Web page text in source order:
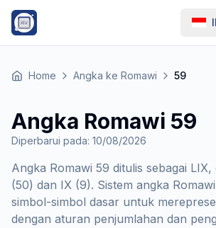
Home Angka ke Romawi 59
Angka Romawi 59
Diperbarui pada: 10/08/2026
Angka Romawi 59 ditulis sebagai
(50) dan IX (9). Sistem angka
simbol-simbol dasar untuk
dengan aturan penjumlahan dan